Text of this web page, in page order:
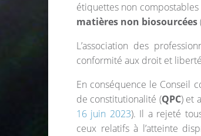
étiquettes non
matières non biosourcées
L’association des
conformité aux droit et
En conséquence le Conseil
de constitutionalité (QPC) et
16 juin 2023). Il a rejeté
ceux relatifs à l’atteinte